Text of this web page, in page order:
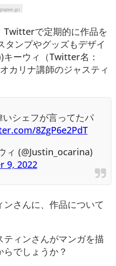
）
Twitterで定期的に作品を
タンプやグッズもデザイ
キーウィ（Twitter名：
カリナ講師のジャスティ
シェフが言ってたパ
8ZgP6e2PdT
ィ (@Justin_ocarina)
9, 2022
さんに、作品について
ィンさんがマンガを描
でしょうか？